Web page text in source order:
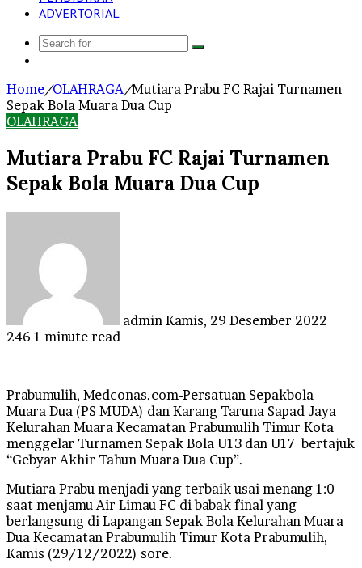
ADVERTORIAL
Search
Home/OLAHRAGA/Mutiara Prabu FC Rajai Turnamen
Sepak Bola Muara Dua Cup
OLAHRAGA
Mutiara Prabu FC Rajai Turnamen
Sepak Bola Muara Dua Cup
admin Kamis, 29 Desember 2022
246 1 minute read
Prabumulih, Medconas.com-Persatuan Sepakbola
Muara Dua (PS MUDA) dan Karang Taruna Sapad Jaya
Kelurahan Muara Kecamatan Prabumulih Timur Kota
menggelar Turnamen Sepak Bola U13 dan U17 bertajuk
“Gebyar Akhir Tahun Muara Dua Cup”.
Mutiara Prabu menjadi yang terbaik usai menang 1:0
saat menjamu Air Limau FC di babak final yang
berlangsung di Lapangan Sepak Bola Kelurahan Muara
Dua Kecamatan Prabumulih Timur Kota Prabumulih,
Kamis (29/12/2022) sore.